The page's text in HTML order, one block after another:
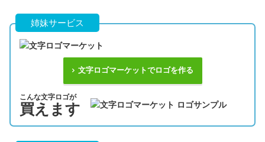
姉妹サービス
文字ロゴマーケットでロゴを作る
こんな文字ロゴが
買えます